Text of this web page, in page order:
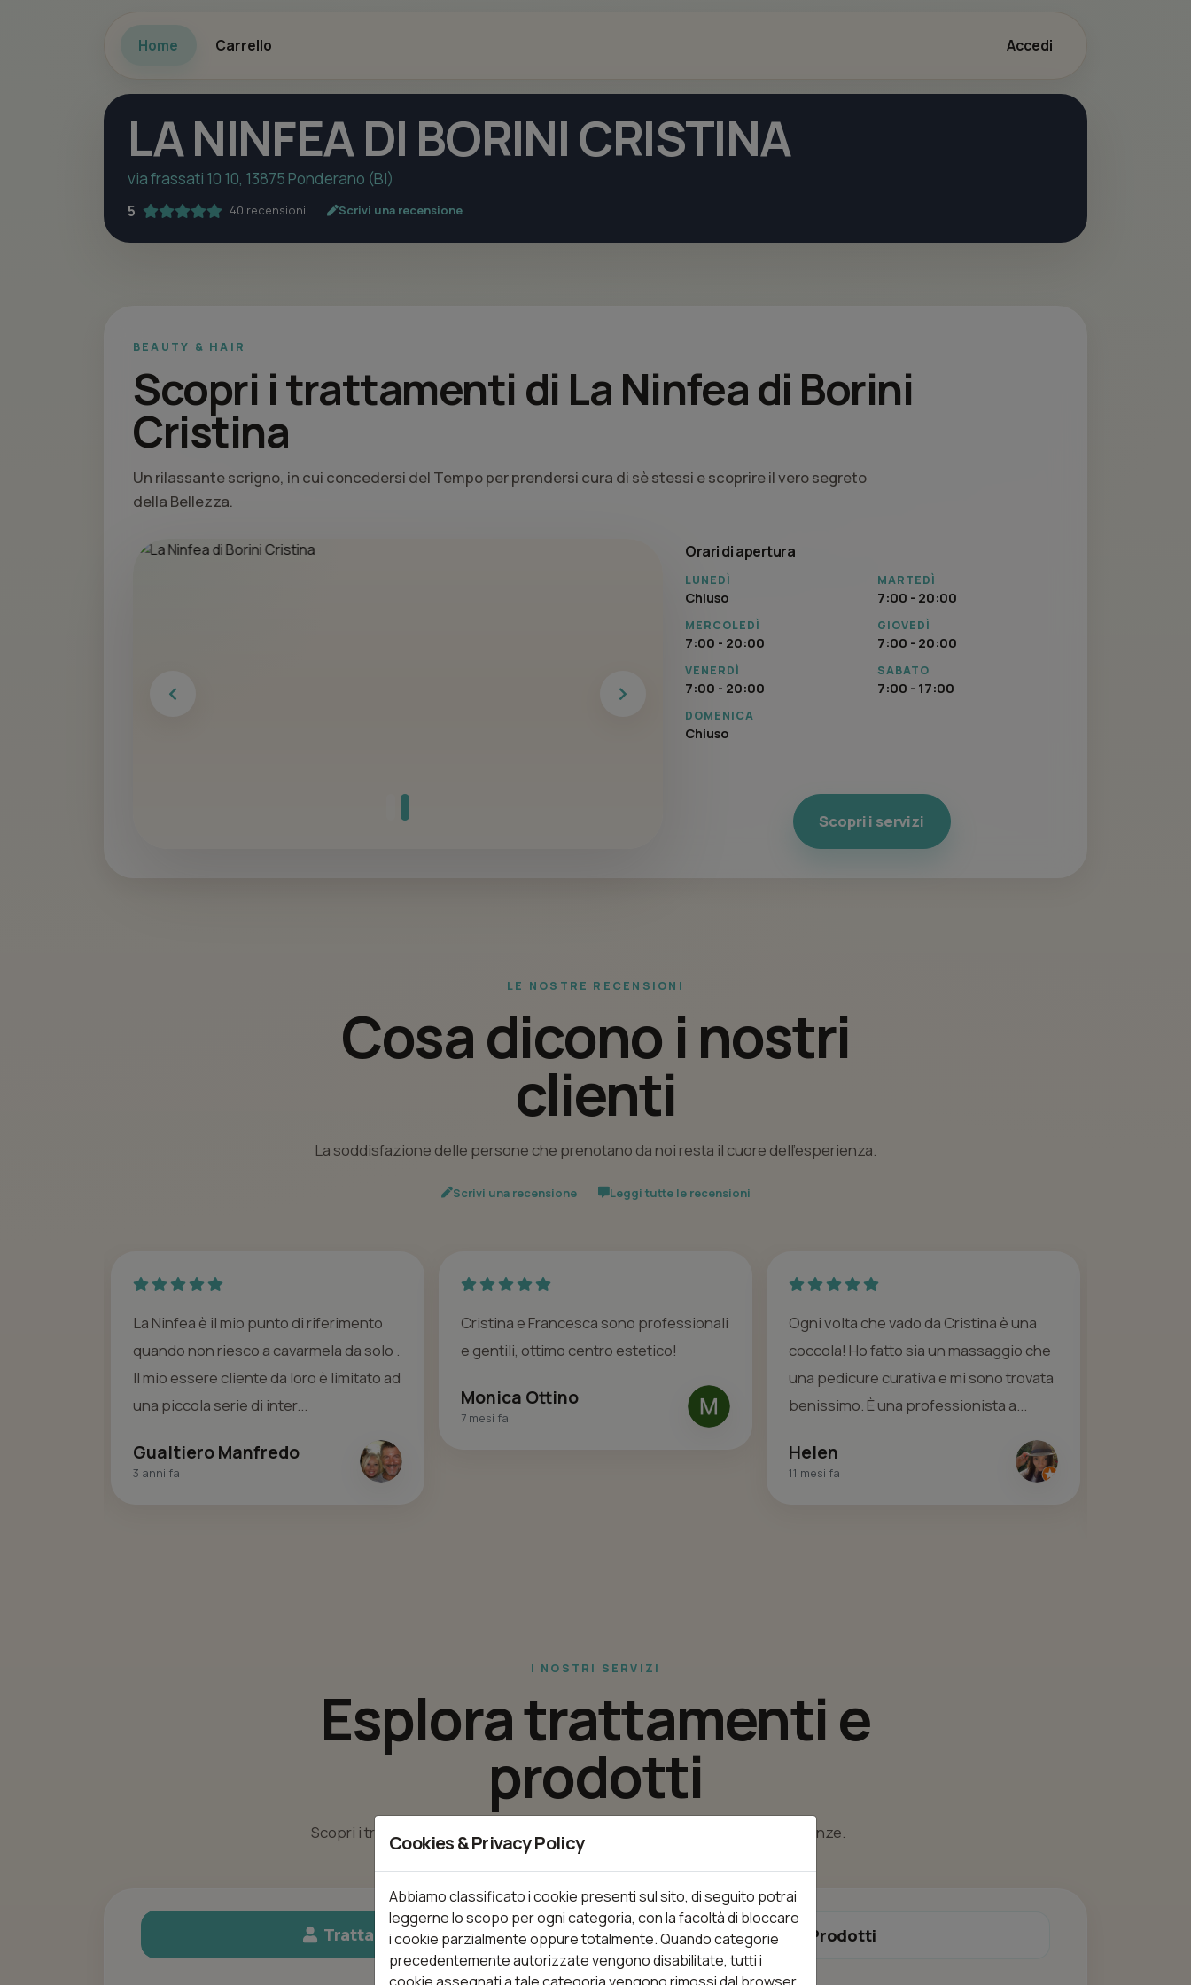
Home Carrello Accedi
LA NINFEA DI BORINI CRISTINA
via frassati 10 10, 13875 Ponderano (BI)
5 40 recensioni Scrivi una recensione
BEAUTY & HAIR
Scopri i trattamenti di La Ninfea di Borini
Cristina
Un rilassante scrigno, in cui concedersi del Tempo per prendersi cura di sè stessi e scoprire il vero segreto
della Bellezza.
Previous Next
Orari di apertura
LUNEDÌ
Chiuso
MARTEDÌ
7:00 - 20:00
MERCOLEDÌ
7:00 - 20:00
GIOVEDÌ
7:00 - 20:00
VENERDÌ
7:00 - 20:00
SABATO
7:00 - 17:00
DOMENICA
Chiuso
Scopri i servizi
LE NOSTRE RECENSIONI
Cosa dicono i nostri
clienti
La soddisfazione delle persone che prenotano da noi resta il cuore dell’esperienza.
Scrivi una recensione Leggi tutte le recensioni
La Ninfea è il mio punto di riferimento
quando non riesco a cavarmela da solo .
Il mio essere cliente da loro è limitato ad
una piccola serie di inter...
Gualtiero Manfredo
3 anni fa
Cristina e Francesca sono professionali
e gentili, ottimo centro estetico!
Monica Ottino
7 mesi fa
Ogni volta che vado da Cristina è una
coccola! Ho fatto sia un massaggio che
una pedicure curativa e mi sono trovata
benissimo. È una professionista a...
Helen
11 mesi fa
I NOSTRI SERVIZI
Esplora trattamenti e
prodotti
Scopri i trattamenti disponibili e prenota il servizio piu adatto alle tue esigenze.
Trattamenti Prodotti
Cookies & Privacy Policy
Abbiamo classificato i cookie presenti sul sito, di seguito potrai
leggerne lo scopo per ogni categoria, con la facoltà di bloccare
i cookie parzialmente oppure totalmente. Quando categorie
precedentemente autorizzate vengono disabilitate, tutti i